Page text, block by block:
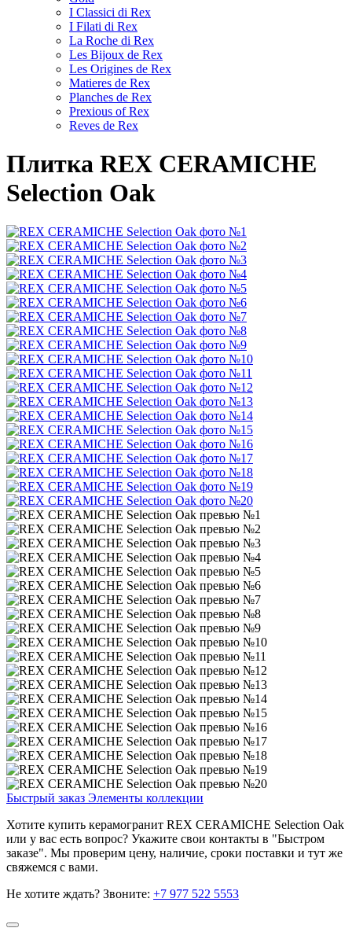
I Classici di Rex
I Filati di Rex
La Roche di Rex
Les Bijoux de Rex
Les Origines de Rex
Matieres de Rex
Planches de Rex
Prexious of Rex
Reves de Rex
Плитка REX CERAMICHE
Selection Oak
Быстрый заказ Элементы коллекции
Хотите купить керамогранит REX CERAMICHE Selection Oak
или у вас есть вопрос? Укажите свои контакты в "Быстром
заказе". Мы проверим цену, наличие, сроки поставки и тут же
свяжемся с вами.
Не хотите ждать? Звоните: +7 977 522 5553